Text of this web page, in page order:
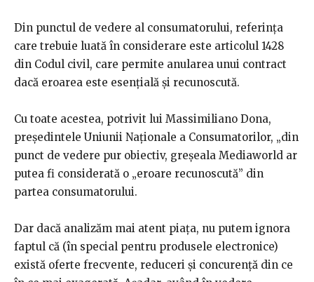
Din punctul de vedere al consumatorului, referința
care trebuie luată în considerare este articolul 1428
din Codul civil, care permite anularea unui contract
dacă eroarea este esențială și recunoscută.
Cu toate acestea, potrivit lui Massimiliano Dona,
președintele Uniunii Naționale a Consumatorilor, „din
punct de vedere pur obiectiv, greșeala Mediaworld ar
putea fi considerată o „eroare recunoscută” din
partea consumatorului.
Dar dacă analizăm mai atent piața, nu putem ignora
faptul că (în special pentru produsele electronice)
există oferte frecvente, reduceri și concurență din ce